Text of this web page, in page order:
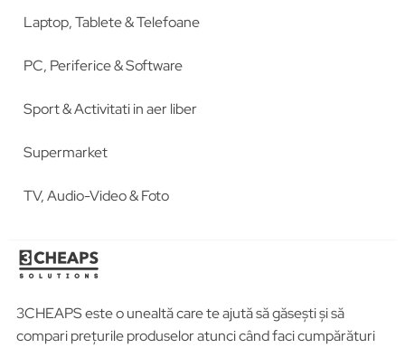
Laptop, Tablete & Telefoane
PC, Periferice & Software
Sport & Activitati in aer liber
Supermarket
TV, Audio-Video & Foto
3CHEAPS este o unealtă care te ajută să găsești și să
compari prețurile produselor atunci când faci cumpărături